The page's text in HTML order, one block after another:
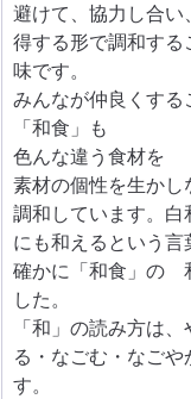
避けて、協力し合
得する形で調和す
味です。
みんなが仲良くする
「和食」も
色んな違う食材を
素材の個性を生かし
調和しています。
にも和えるという言
確かに「和食」の　
した。
「和」の読み方は
る・なごむ・なご
す。